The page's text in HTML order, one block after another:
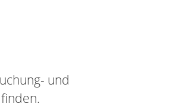
und